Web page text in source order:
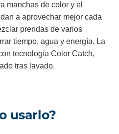
manchas de color y el
a aprovechar mejor cada
prendas de varios
tiempo, agua y energía. La
tecnología Color Catch,
tras lavado.
usarlo?